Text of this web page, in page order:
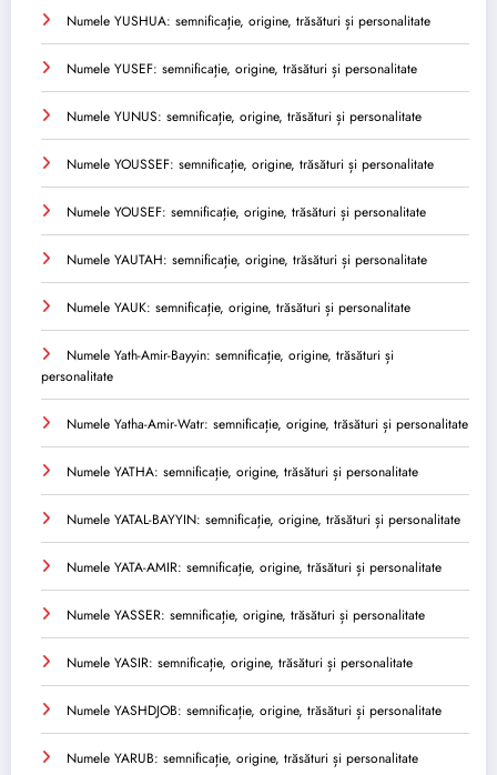
Numele YUSHUA: semnificație, origine, trăsături și personalitate
Numele YUSEF: semnificație, origine, trăsături și personalitate
Numele YUNUS: semnificație, origine, trăsături și personalitate
Numele YOUSSEF: semnificație, origine, trăsături și personalitate
Numele YOUSEF: semnificație, origine, trăsături și personalitate
Numele YAUTAH: semnificație, origine, trăsături și personalitate
Numele YAUK: semnificație, origine, trăsături și personalitate
Numele Yath-Amir-Bayyin: semnificație, origine, trăsături și
personalitate
Numele Yatha-Amir-Watr: semnificație, origine, trăsături și personalitate
Numele YATHA: semnificație, origine, trăsături și personalitate
Numele YATAL-BAYYIN: semnificație, origine, trăsături și personalitate
Numele YATA-AMIR: semnificație, origine, trăsături și personalitate
Numele YASSER: semnificație, origine, trăsături și personalitate
Numele YASIR: semnificație, origine, trăsături și personalitate
Numele YASHDJOB: semnificație, origine, trăsături și personalitate
Numele YARUB: semnificație, origine, trăsături și personalitate